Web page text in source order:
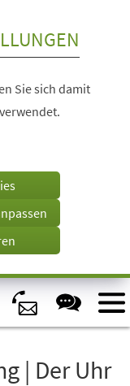
Sie sich damit
| Der Uhr